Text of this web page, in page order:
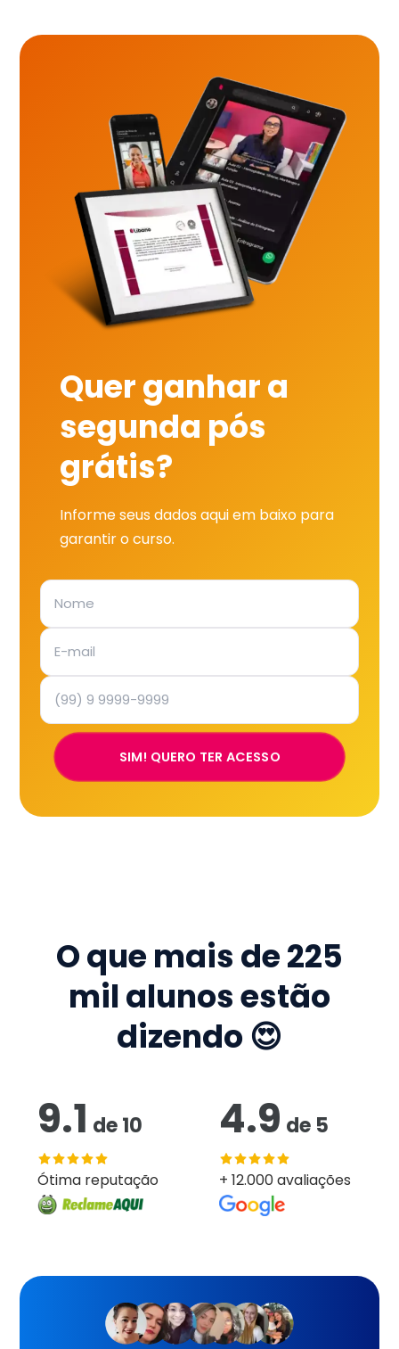
Quer ganhar a
segunda pós
grátis?
Informe seus dados aqui em baixo para
garantir o curso.
SIM! QUERO TER ACESSO
O que mais de225
mil alunos estão
dizendo 😍
9.1 de10
Ótima reputação
4.9 de 5
+ 12.000 avaliações